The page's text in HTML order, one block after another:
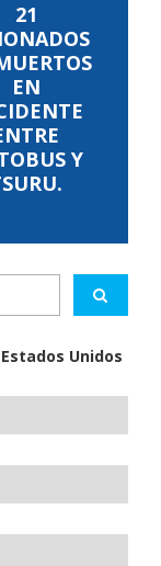
21
EN
Y
Unidos